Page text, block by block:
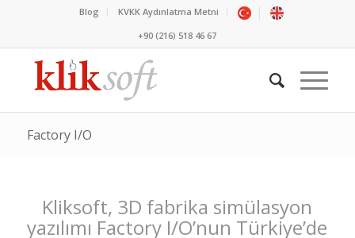
Blog
KVKK Aydınlatma Metni
+90 (216) 518 46 67
Factory I/O
in your wordpress backend
Kliksoft, 3D fabrika simülasyon
yazılımı Factory I/O’nun Türkiye’de